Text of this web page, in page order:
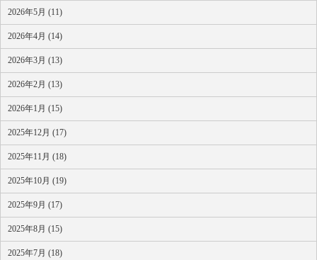
2026年5月 (11)
2026年4月 (14)
2026年3月 (13)
2026年2月 (13)
2026年1月 (15)
2025年12月 (17)
2025年11月 (18)
2025年10月 (19)
2025年9月 (17)
2025年8月 (15)
2025年7月 (18)